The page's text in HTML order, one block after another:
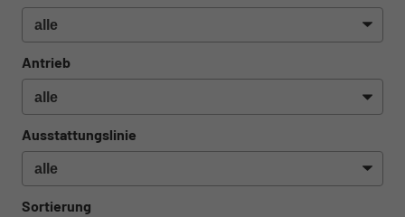
Antrieb
Ausstattungslinie
Sortierung